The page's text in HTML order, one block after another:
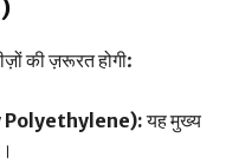
की ज़रूरत होगी:
Polyethylene):यह मुख्य